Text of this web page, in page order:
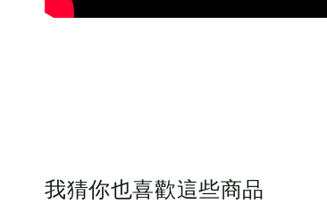
我猜你也喜歡這些商品